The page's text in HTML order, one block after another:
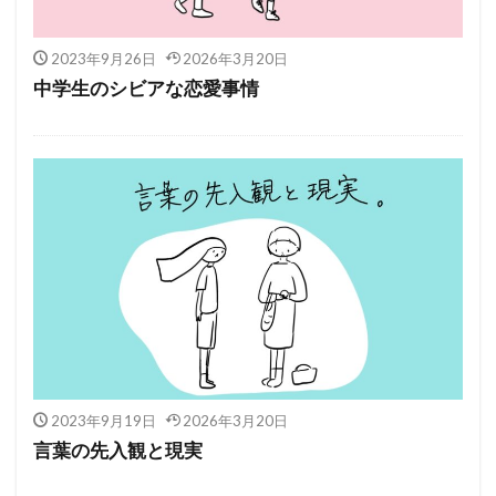
2023年9月26日 2026年3月20日
中学生のシビアな恋愛事情
2023年9月19日 2026年3月20日
言葉の先入観と現実